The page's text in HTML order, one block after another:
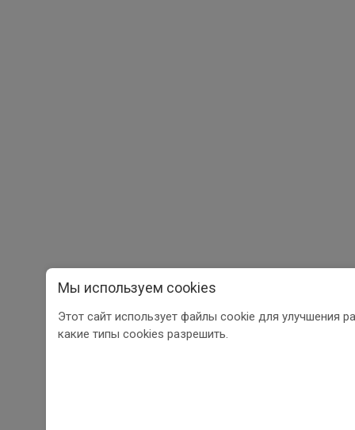
Мы используем cookies
Этот сайт использует файлы cookie для улучшения
какие типы cookies разрешить.